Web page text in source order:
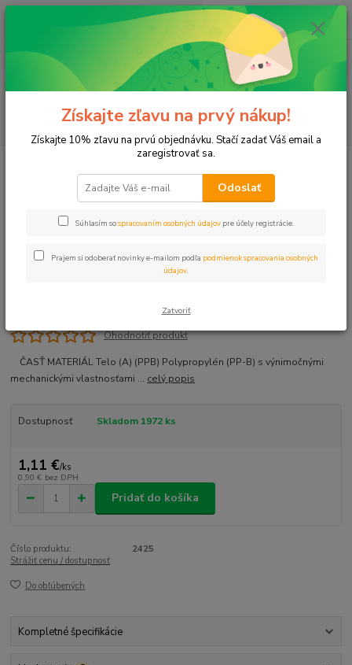
Menu
(Po-Pia, 8-17 hod.)
ks
za0 €
Záslepka 25 PUSH
Ohodnotiť produkt
ČASŤ MATERIÁL Telo (A) (PPB) Polypropylén (PP-B) s výnimočnými
mechanickými vlastnosťami ... celý popis
Dostupnosť Skladom 1972 ks
1,11 €/ks
0,90 € bez DPH
Pridať do košíka
Číslo produktu:
2425
Strážiť cenu / dostupnosť
Do obľúbených
Kompletné špecifikácie
Získajte zľavu na prvý nákup!
Získajte 10% zľavu na prvú objednávku. Stačí zadať Váš email a
zaregistrovať sa.
Odoslať
Súhlasím sospracovaním osobných údajov pre účely registrácie.
Prajem si odoberať novinky e-mailom podľa podmienok spracovania osobných
údajov
Zatvoriť